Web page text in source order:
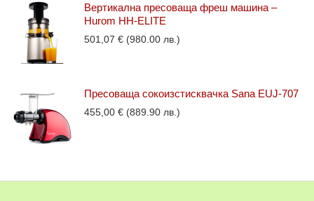
Вертикална пресоваща фреш машина –
Hurom HH-ELITE
501,07 € (980.00 лв.)
Пресоваща сокоизстисквачка Sana EUJ-707
455,00 € (889.90 лв.)